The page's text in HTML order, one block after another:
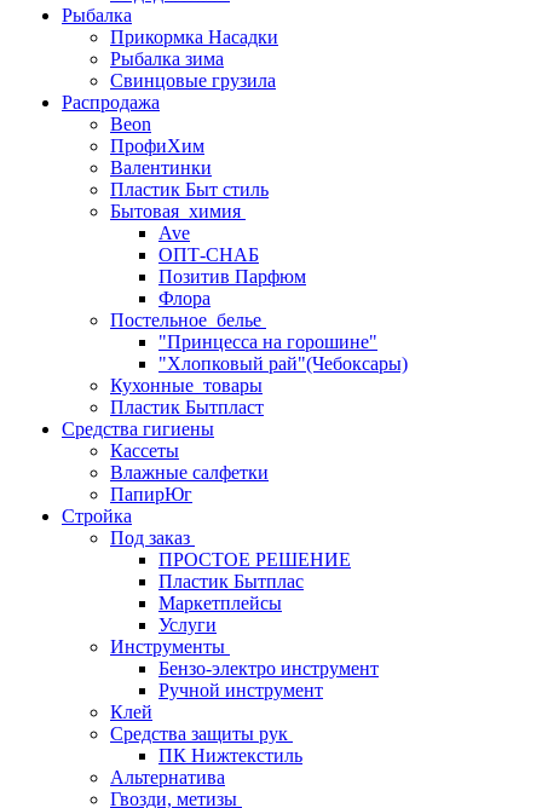
Рыбалка
Прикормка Насадки
Рыбалка зима
Свинцовые грузила
Распродажа
Beon
ПрофиХим
Валентинки
Пластик Быт стиль
Бытовая_химия
Ave
ОПТ-СНАБ
Позитив Парфюм
Флора
Постельное_белье
"Принцесса на горошине"
"Хлопковый рай"(Чебоксары)
Кухонные_товары
Пластик Бытпласт
Средства гигиены
Кассеты
Влажные салфетки
ПапирЮг
Стройка
Под заказ
ПРОСТОЕ РЕШЕНИЕ
Пластик Бытплас
Маркетплейсы
Услуги
Инструменты
Бензо-электро инструмент
Ручной инструмент
Клей
Средства защиты рук
ПК Нижтекстиль
Альтернатива
Гвозди, метизы